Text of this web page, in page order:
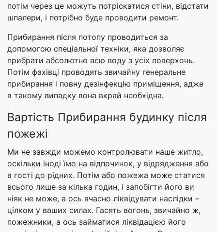
потім через це можуть потріскатися стіни, відстати
шпалери, і потрібно буде проводити ремонт.
Прибирання після потопу проводиться за
допомогою спеціальної техніки, яка дозволяє
прибрати абсолютно всю воду з усіх поверхонь.
Потім фахівці проводять звичайну генеральне
прибирання і повну дезінфекцію приміщення, адже
в такому випадку вона вкрай необхідна.
Вартість Прибирання будинку після
пожежі
Ми не завжди можемо контролювати наше житло,
оскільки іноді їмо на відпочинок, у відрядження або
в гості до рідних. Потім або пожежа може статися
всього лише за кілька годин, і запобігти його ви
ніяк не може, а ось вчасно ліквідувати наслідки –
цілком у ваших силах. Гасять вогонь, звичайно ж,
пожежники, а ось займатися ліквідацією його